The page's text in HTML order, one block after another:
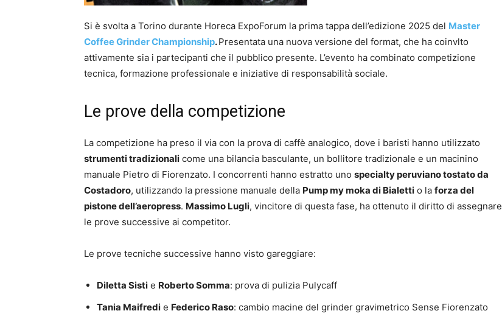
Si è svolta a Torino durante Horeca ExpoForum la prima tappa dell’edizione 2025 del Master
Coffee Grinder Championship.Presentata una nuova versione del format, che ha coinvlto
attivamente sia i partecipanti che il pubblico presente. L’evento ha combinato competizione
tecnica, formazione professionale e iniziative di responsabilità sociale.
Le prove della competizione
La competizione ha preso il via con la prova di caffè analogico, dove i baristi hanno utilizzato
strumenti tradizionali come una bilancia basculante, un bollitore tradizionale e un macinino
manuale Pietro di Fiorenzato. I concorrenti hanno estratto uno specialty peruviano tostato da
Costadoro, utilizzando la pressione manuale della Pump my moka di Bialetti o la forza del
pistone dell’aeropress. Massimo Lugli, vincitore di questa fase, ha ottenuto il diritto di assegnare
le prove successive ai competitor.
Le prove tecniche successive hanno visto gareggiare:
Diletta Sisti e Roberto Somma: prova di pulizia Pulycaff
Tania Maifredi e Federico Raso: cambio macine del grinder gravimetrico Sense Fiorenzato